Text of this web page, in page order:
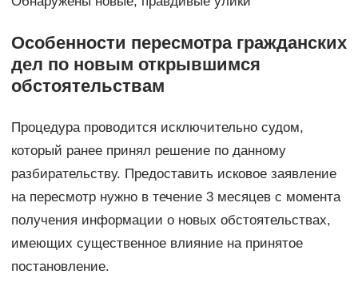
Особенности пересмотра гражданских
дел по новым открывшимся
обстоятельствам
Процедура проводится исключительно судом,
который ранее принял решение по данному
разбирательству. Предоставить исковое заявление
на пересмотр нужно в течение 3 месяцев с момента
получения информации о новых обстоятельствах,
имеющих существенное влияние на принятое
постановление.